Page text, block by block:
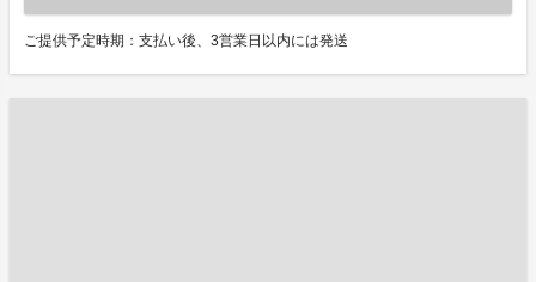
ご提供予定時期：支払い後、3営業日以内には発送